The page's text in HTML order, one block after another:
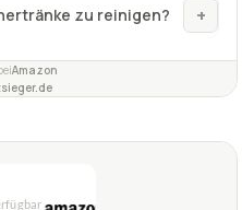
zu reinigen? +
Amazon